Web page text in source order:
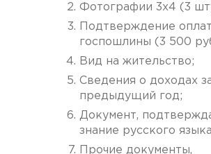
Фотографии 3х4 (3
Подтверждение
госпошлины (3 500
Вид на жительство;
Сведения о доходах
предыдущий год;
Документ,
знание русского
Прочие документы,